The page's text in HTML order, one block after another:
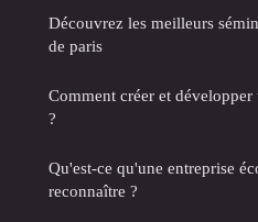
Découvrez les meilleurs
de paris
Comment créer et
?
Qu'est-ce qu'une entreprise
reconnaître ?